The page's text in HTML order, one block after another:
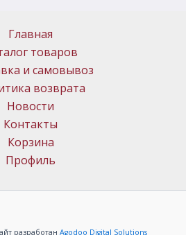
Главная
товаров
и самовывоз
возврата
Новости
Контакты
Корзина
Профиль
разработан Agodoo Digital Solutions